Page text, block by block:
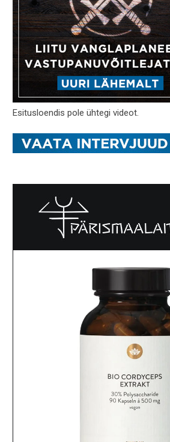
Esitusloendis pole ühtegi videot.